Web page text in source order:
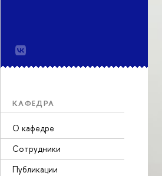
КАФЕДРА
О кафедре
Сотрудники
Публикации